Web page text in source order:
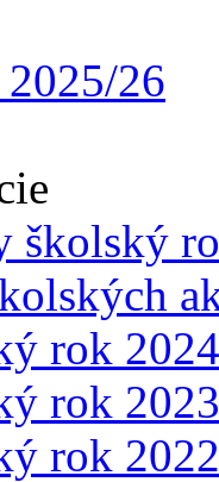
2025/26
školský
rok
rok
rok